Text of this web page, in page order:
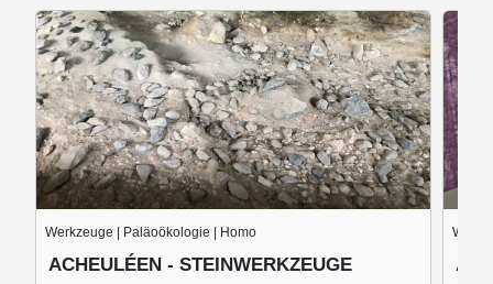
Werkzeuge | Paläoökologie | Homo
ACHEULÉEN - STEINWERKZEUGE